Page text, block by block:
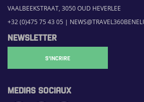
VAALBEEKSTRAAT, 3050 OUD HEVERLEE
+32 (0)475 75 43 05 |
NEWSLETTER
S'INCRIRE
MEDIAS SOCIAUX